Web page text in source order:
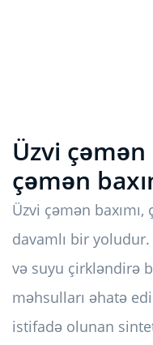
Üzvi çəmən
çəmən
Üzvi çəmən
davamlı bir yoludur.
və suyu çirkləndirə
məhsulları əhatə
istifadə olunan